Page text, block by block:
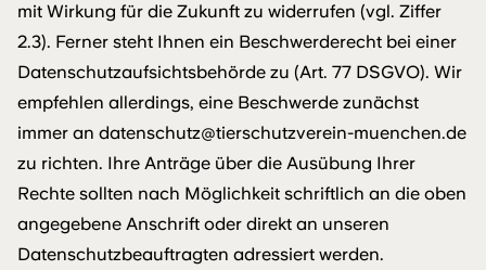
mit Wirkung für die Zukunft zu widerrufen (vgl. Ziffer
2.3). Ferner steht Ihnen ein Beschwerderecht bei einer
Datenschutzaufsichtsbehörde zu (Art. 77 DSGVO). Wir
empfehlen allerdings, eine Beschwerde zunächst
immer an datenschutz@tierschutzverein-muenchen.de
zu richten. Ihre Anträge über die Ausübung Ihrer
Rechte sollten nach Möglichkeit schriftlich an die oben
angegebene Anschrift oder direkt an unseren
Datenschutzbeauftragten adressiert werden.